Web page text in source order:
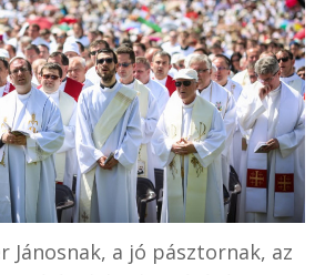
Jánosnak, a jó pásztornak, az